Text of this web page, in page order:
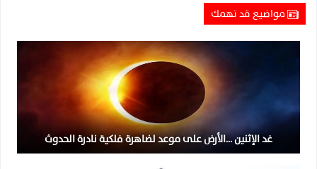
مواضيع قد تهمك
غد الإثنين …الأرض على موعد لضاهرة فلكية نادرة الحدوث